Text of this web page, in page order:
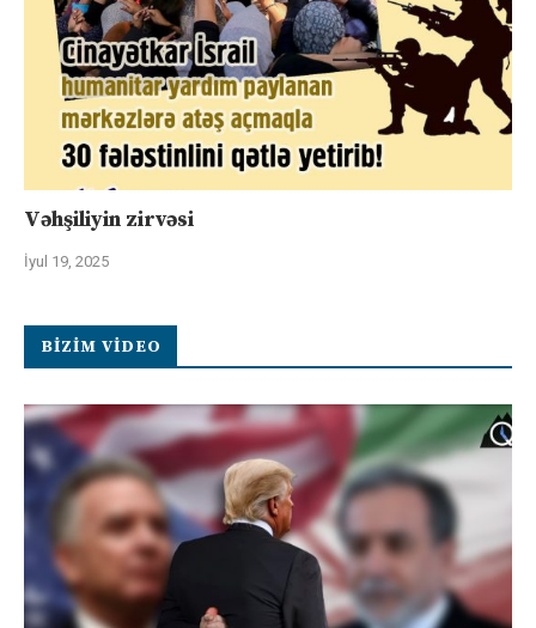
Vəhşiliyin zirvəsi
İyul 19, 2025
BIZIM VIDEO